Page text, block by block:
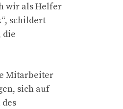
wir als Helfer
schildert
die
Mitarbeiter
sich auf